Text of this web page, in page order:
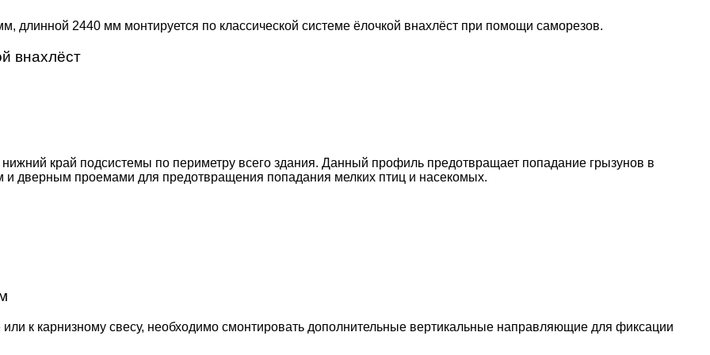
2440 мм монтируется по классической системе ёлочкой внахлёст при помощи саморезов.
внахлёст
край подсистемы по периметру всего здания. Данный профиль предотвращает попадание грызунов в
дверным проемами для предотвращения попадания мелких птиц и насекомых.
к карнизному свесу, необходимо смонти­ровать дополнительные вертикальные направляю­щие для фиксации